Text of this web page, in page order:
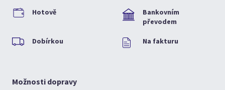
Hotově
Bankovním
převodem
Dobírkou Na fakturu
Možnosti dopravy